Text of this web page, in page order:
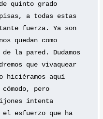
quinto grado
a todas estas
fuerza. Ya son
quedan como
la pared. Dudamos
que vivaquear
hiciéramos aquí
pero
intenta
el esfuerzo que ha